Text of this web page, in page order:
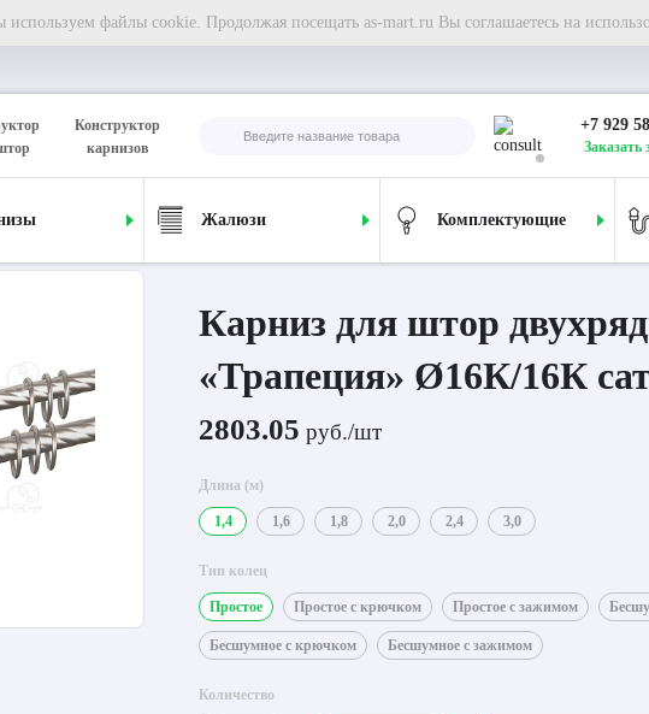
файлы cookie. Продолжая посещать as-mart.ru Вы соглашаетесь на
Конструктор
карнизов
+7 929
Заказать
Жалюзи Комплектующие
Карниз для штор двухрядный «Трапеция» Ø16К/16К сатин
Карниз для штор
«Трапеция» Ø16К/16К
2803.05 руб./шт
Длина (м)
1,4 1,6 1,8 2,0 2,4 3,0
Тип колец
Простое Простое с крючком Простое с зажимом
Бесшумное с крючком Бесшумное с зажимом
Количество